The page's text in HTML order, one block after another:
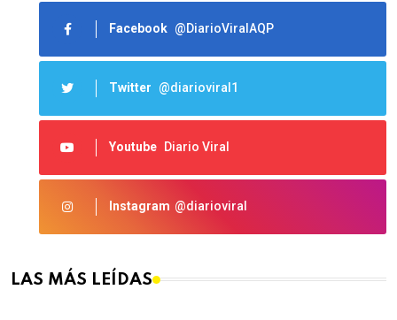
Facebook @DiarioViralAQP
Twitter @diarioviral1
Youtube Diario Viral
Instagram @diarioviral
LAS MÁS LEÍDAS